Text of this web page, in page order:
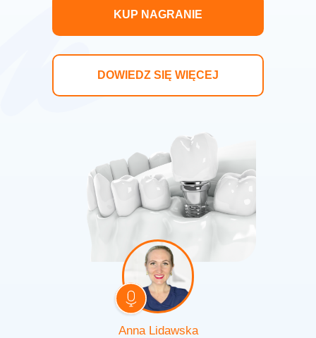
KUP NAGRANIE
DOWIEDZ SIĘ WIĘCEJ
Anna Lidawska